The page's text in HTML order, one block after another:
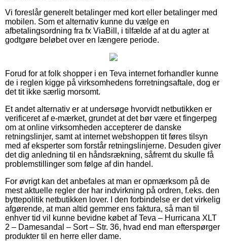
Vi foreslår generelt betalinger med kort eller betalinger med
mobilen. Som et alternativ kunne du vælge en
afbetalingsordning fra fx ViaBill, i tilfælde af at du agter at
godtgøre beløbet over en længere periode.
Forud for at folk shopper i en Teva internet forhandler kunne
de i reglen kigge på virksomhedens forretningsaftale, dog er
det tit ikke særlig morsomt.
Et andet alternativ er at undersøge hvorvidt netbutikken er
verificeret af e-mærket, grundet at det bør være et fingerpeg
om at online virksomheden accepterer de danske
retningslinjer, samt at internet webshoppen tit føres tilsyn
med af eksperter som forstår retningslinjerne. Desuden giver
det dig anledning til en håndsrækning, såfremt du skulle få
problemstillinger som følge af din handel.
For øvrigt kan det anbefales at man er opmærksom på de
mest aktuelle regler der har indvirkning på ordren, f.eks. den
byttepolitik netbutikken lover. I den forbindelse er det virkelig
afgørende, at man altid gemmer ens faktura, så man til
enhver tid vil kunne bevidne købet af Teva – Hurricana XLT
2 – Damesandal – Sort – Str. 36, hvad end man efterspørger
produkter til en herre eller dame.